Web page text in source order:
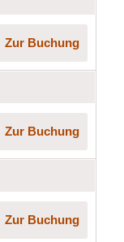
Zur Buchung
Zur Buchung
Zur Buchung